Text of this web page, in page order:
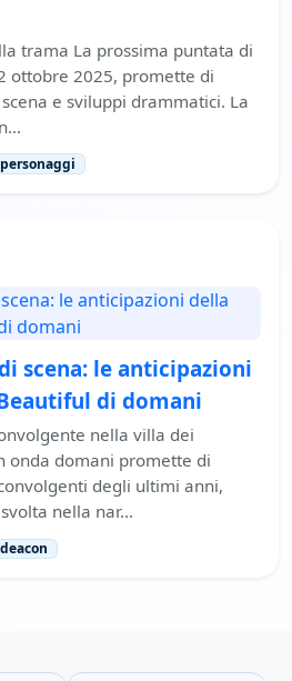
trama La prossima puntata di
ottobre 2025, promette di
e sviluppi drammatici. La
scena: le anticipazioni
di domani
nella villa dei
onda domani promette di
degli ultimi anni,
nella nar…